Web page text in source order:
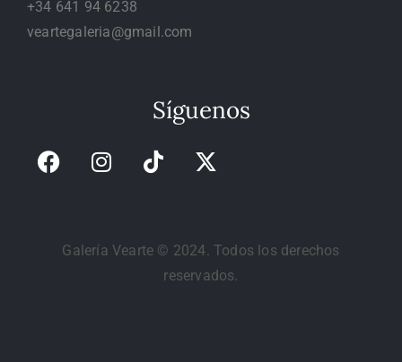
+34 641 94 6238
veartegaleria@gmail.com
Síguenos
Galería Vearte © 2024. Todos los derechos
reservados.